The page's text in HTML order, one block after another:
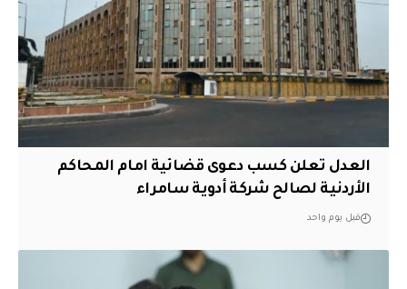
العدل تعلن كسب دعوى قضائية امام المحاكم
الأردنية لصالح شركة أدوية سامراء
قبل يوم واحد